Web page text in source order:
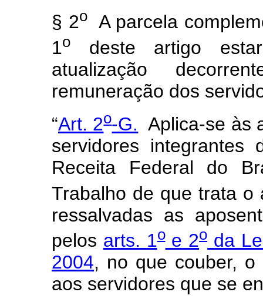
§ 2oA parcela
1o deste artigo
atualização
remuneração dos
“Art. 2o-G. Aplica-se às
servidores integrantes
Receita Federal do
Trabalho de que trata o
ressalvadas as
pelos arts. 1oe 2oda
2004, no que couber, o
aos servidores que se